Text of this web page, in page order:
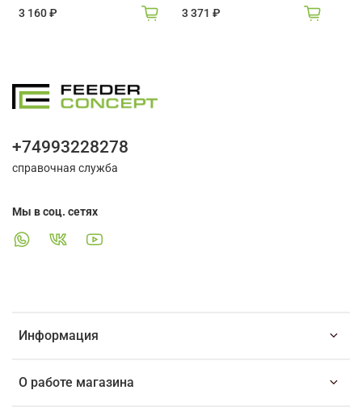
3 160 ₽
3 371 ₽
Информация
О работе магазина
+74993228278
справочная служба
Мы в соц. сетях